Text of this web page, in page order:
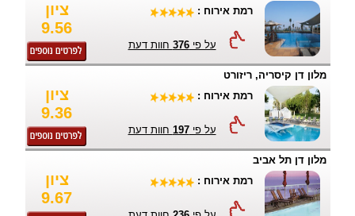
ציון
9.56
רמת אירוח :
על פי376 חוות דעת
מלון דן קיסריה, ריזורט
ציון
9.36
רמת אירוח :
על פי197 חוות דעת
מלון דן תל אביב
ציון
9.67
רמת אירוח :